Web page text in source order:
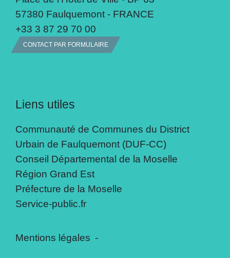
57380 Faulquemont - FRANCE
+33 3 87 29 70 00
CONTACT PAR FORMULAIRE
Liens utiles
Communauté de Communes du District
Urbain de Faulquemont (DUF-CC)
Conseil Départemental de la Moselle
Région Grand Est
Préfecture de la Moselle
Service-public.fr
Mentions légales -